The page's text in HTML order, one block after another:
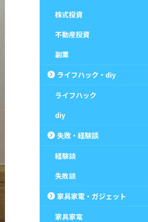
株式投資
不動産投資
副業
ライフハック・diy
ライフハック
diy
失敗・経験談
経験談
失敗談
家具家電・ガジェット
家具家電